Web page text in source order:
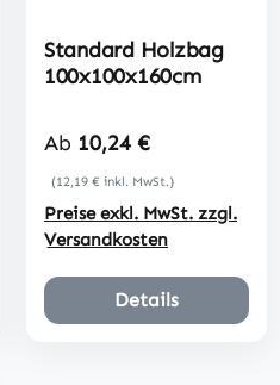
Standard Holzbag
100x100x160cm
Regulärer Preis:
Ab 10,24 €
(12,19 € inkl. MwSt.)
Preise exkl. MwSt. zzgl.
Versandkosten
Details